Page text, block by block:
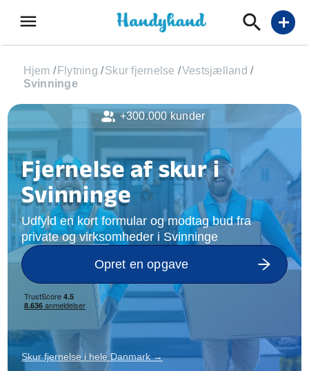
menu add
Hjem / Flytning /Skur fjernelse /Vestsjælland /
Svinninge
Fjernelse af skur i
Svinninge
Udfyld en kort formular og modtag bud fra
private og virksomheder i Svinninge
Opret en opgave
Skur fjernelse i hele Danmark →
+300.000 kunder